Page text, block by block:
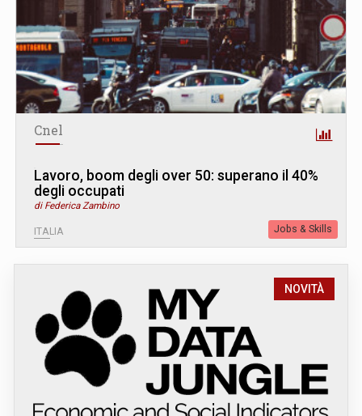
Cnel
Lavoro, boom degli over 50: superano il 40%
degli occupati
di Federica Zambino
ITALIA Jobs & Skills
NOVITÀ